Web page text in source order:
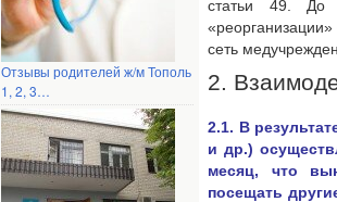
Отзывы родителей ж/м Тополь
1, 2, 3…
статьи 49. До
сеть
2.
2.1. В
и др.)
месяц, что
посещать